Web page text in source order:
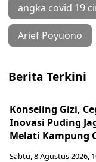
angka covid 19
Arief Poyuono
Berita Terkini
Konseling Gizi,
Inovasi Puding
Melati Kampung
Sabtu, 8 Agustus 2026,